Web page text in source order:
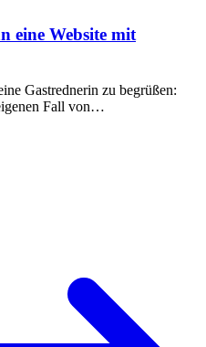
eine Website mit
Gastrednerin zu begrüßen:
Fall von…